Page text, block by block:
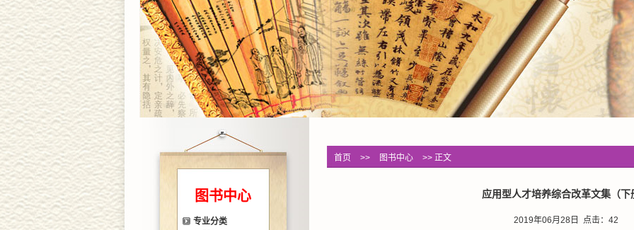
图书中心
专业分类
首页 >> 图书中心 >> 正文
应用型人才培养综合改革文集（下
2019年06月28日 点击： 42